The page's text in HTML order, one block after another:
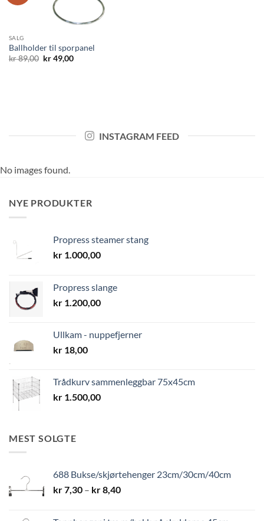
SALG
Ballholder til sporpanel
kr89,00 Opprinnelig
kr49,00Nåværende
INSTAGRAM FEED
No images found.
NYE PRODUKTER
Propress steamer stang
kr 1.000,00
Propress slange
kr 1.200,00
Ullkam - nuppefjerner
kr 18,00
Trådkurv sammenleggbar 75x45cm
kr 1.500,00
MEST SOLGTE
688 Bukse/skjørtehenger 23cm/30cm/40cm
kr7,30 – kr8,40Prisområde: